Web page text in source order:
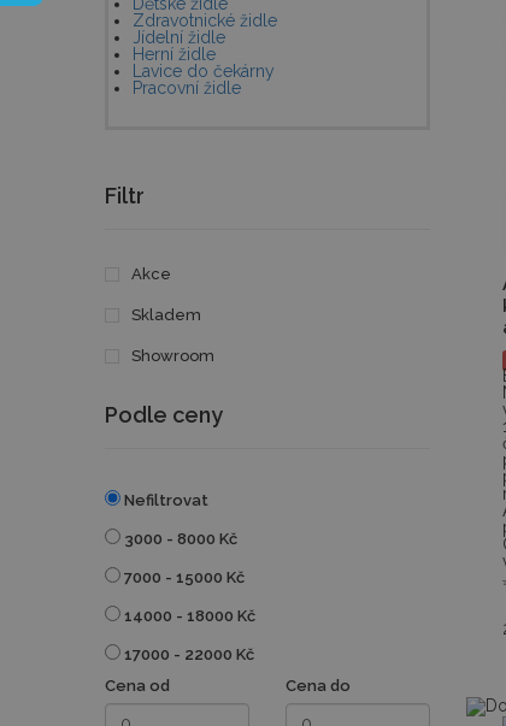
Zdravotnické židle
Jídelní židle
Herní židle
Lavice do čekárny
Pracovní židle
Filtr
Akce
Skladem
Showroom
Podle ceny
Nefiltrovat
3000 - 8000 Kč
7000 - 15000 Kč
14000 - 18000 Kč
17000 - 22000 Kč
Cena od
Cena do